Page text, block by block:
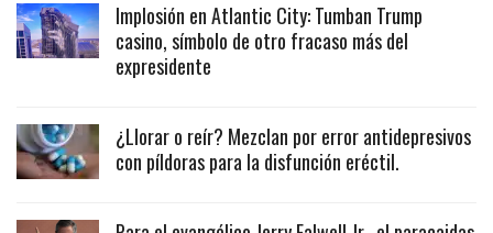
Implosión en Atlantic City: Tumban Trump
casino, símbolo de otro fracaso más del
expresidente
¿Llorar o reír? Mezclan por error antidepresivos
con píldoras para la disfunción eréctil.